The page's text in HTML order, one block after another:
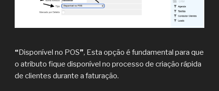
“Disponível no POS”, Esta opção é fundamental para que
o atributo fique disponível no processo de criação rápida
de clientes durante a faturação.